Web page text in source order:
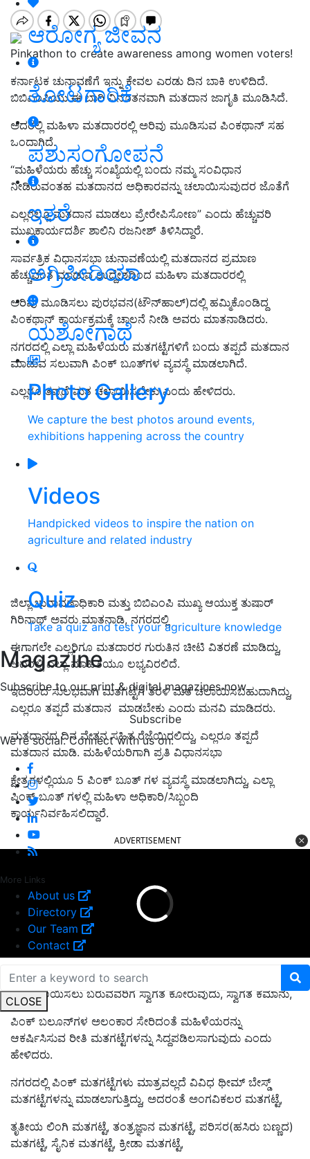
ಆರೋಗ್ಯ ಜೀವನ
ತೋಟಗಾರಿಕೆ
ಪಶುಸಂಗೋಪನೆ
ಇತರೆ
ಅಗ್ರಿಪೀಡಿಯಾ
ಯಶೋಗಾಥೆ
Photo Gallery
We capture the best photos around events,
exhibitions happening across the country
Videos
Handpicked videos to inspire the nation on
agriculture and related industry
Quiz
Take a quiz and test your agriculture knowledge
Magazine
Subscribe to our print & digital magazines now
Subscribe
We're social. Connect with us on:
More Links
About us
Directory
Our Team
Contact
CLOSE
Pinkathon to create awareness among women voters!
ಕರ್ನಾಟಕ ಚುನಾವಣೆಗೆ ಇನ್ನು ಕೇವಲ ಎರಡು ದಿನ ಬಾಕಿ ಉಳಿದಿದೆ.
ಬಿಬಿಎಂಪಿಯು ಈ ಬಾರಿ ವಿನೂತನವಾಗಿ ಮತದಾನ ಜಾಗೃತಿ ಮೂಡಿಸಿದೆ.
ಅದರಲ್ಲಿ ಮಹಿಳಾ ಮತದಾರರಲ್ಲಿ ಅರಿವು ಮೂಡಿಸುವ ಪಿಂಕಥಾನ್ ಸಹ
ಒಂದಾಗಿದೆ.
“ಮಹಿಳೆಯರು ಹೆಚ್ಚು ಸಂಖ್ಯೆಯಲ್ಲಿ ಬಂದು ನಮ್ಮ ಸಂವಿಧಾನ
ನೀಡಿರುವಂತಹ ಮತದಾನದ ಅಧಿಕಾರವನ್ನು ಚಲಾಯಿಸುವುದರ ಜೊತೆಗೆ
ಎಲ್ಲರಲ್ಲೂ ಮತದಾನ ಮಾಡಲು ಪ್ರೇರೇಪಿಸೋಣ” ಎಂದು ಹೆಚ್ಚುವರಿ
ಮುಖ್ಯಕಾರ್ಯದರ್ಶಿ ಶಾಲಿನಿ ರಜನೀಶ್ ತಿಳಿಸಿದ್ದಾರೆ.
ಸಾರ್ವತ್ರಿಕ ವಿಧಾನಸಭಾ ಚುನಾವಣೆಯಲ್ಲಿ ಮತದಾನದ ಪ್ರಮಾಣ
ಹೆಚ್ಚುವಂತೆ ಮಾಡುವ ಉದ್ದೇಶದಿಂದ ಮಹಿಳಾ ಮತದಾರರಲ್ಲಿ
ಅರಿವು ಮೂಡಿಸಲು ಪುರಭವನ(ಟೌನ್‌ಹಾಲ್)ದಲ್ಲಿ ಹಮ್ಮಿಕೊಂಡಿದ್ದ
ಪಿಂಕಥಾನ್ ಕಾರ್ಯಕ್ರಮಕ್ಕೆ ಚಾಲನೆ ನೀಡಿ ಅವರು ಮಾತನಾಡಿದರು.
ನಗರದಲ್ಲಿ ಎಲ್ಲಾ ಮಹಿಳೆಯರು ಮತಗಟ್ಟೆಗಳಿಗೆ ಬಂದು ತಪ್ಪದೆ ಮತದಾನ
ಮಾಡುವ ಸಲುವಾಗಿ ಪಿಂಕ್ ಬೂತ್‌ಗಳ ವ್ಯವಸ್ಥೆ ಮಾಡಲಾಗಿದೆ.
ಎಲ್ಲರೂ ತಪ್ಪದೆ ಮತ ಚಲಾಯಿಸಬೇಕು ಎಂದು ಹೇಳಿದರು.
ಜಿಲ್ಲಾ ಚುನಾವಣಾಧಿಕಾರಿ ಮತ್ತು ಬಿಬಿಎಂಪಿ ಮುಖ್ಯ ಆಯುಕ್ತ ತುಷಾರ್
ಗಿರಿನಾಥ್ ಅವರು ಮಾತನಾಡಿ, ನಗರದಲ್ಲಿ
ಈಗಾಗಲೇ ಎಲ್ಲರಿಗೂ ಮತದಾರರ ಗುರುತಿನ ಚೀಟಿ ವಿತರಣೆ ಮಾಡಿದ್ದು,
ಅದರಲ್ಲಿ ಎಲ್ಲಾ ಮಾಹಿತಿಯೂ ಲಭ್ಯವಿರಲಿದೆ.
ಇದರಿಂದ ಸುಲಭವಾಗಿ ಮತಗಟ್ಟೆಗೆ ತೆರಳಿ ಮತ ಚಲಾಯಿಸಬಹುದಾಗಿದ್ದು,
ಎಲ್ಲರೂ ತಪ್ಪದೆ ಮತದಾನ ಮಾಡಬೇಕು ಎಂದು ಮನವಿ ಮಾಡಿದರು.
ಮತದಾನದ ದಿನ ವೇತನ ಸಹಿತ ರೆಜೆಯಿರಲಿದ್ದು, ಎಲ್ಲರೂ ತಪ್ಪದೆ
ಮತದಾನ ಮಾಡಿ. ಮಹಿಳೆಯರಿಗಾಗಿ ಪ್ರತಿ ವಿಧಾನಸಭಾ
ಕ್ಷೇತ್ರಗಳಲ್ಲಿಯೂ 5 ಪಿಂಕ್ ಬೂತ್ ಗಳ ವ್ಯವಸ್ಥೆ ಮಾಡಲಾಗಿದ್ದು, ಎಲ್ಲಾ
ಪಿಂಕ್ ಬೂತ್ ಗಳಲ್ಲಿ ಮಹಿಳಾ ಅಧಿಕಾರಿ/ಸಿಬ್ಬಂದಿ
ಕಾರ್ಯನಿರ್ವಹಿಸಲಿದ್ದಾರೆ.
ADVERTISEMENT
ಜೊತೆಗೆ ಪಿಂಕ್ ಬಣ್ಣದಲ್ಲಿ ವಿವಿಧ ಚಿತ್ರಗಳನ್ನು ರಚಿಸುವುದು,
ಮತಚಾಲಯಿಸಲು ಬರುವವರಿಗೆ ಸ್ವಾಗತ ಕೋರುವುದು, ಸ್ವಾಗತ ಕಮಾನು,
ಪಿಂಕ್ ಬಲೂನ್‌ಗಳ ಅಲಂಕಾರ ಸೇರಿದಂತೆ ಮಹಿಳೆಯರನ್ನು
ಆಕರ್ಷಿಸಿಸುವ ರೀತಿ ಮತಗಟ್ಟೆಗಳನ್ನು ಸಿದ್ದಪಡಿಲಸಾಗುವುದು ಎಂದು
ಹೇಳಿದರು.
ನಗರದಲ್ಲಿ ಪಿಂಕ್ ಮತಗಟ್ಟೆಗಳು ಮಾತ್ರವಲ್ಲದೆ ವಿವಿಧ ಥೀಮ್ ಬೇಸ್ಡ್
ಮತಗಟ್ಟೆಗಳನ್ನು ಮಾಡಲಾಗುತ್ತಿದ್ದು, ಅದರಂತೆ ಅಂಗವಿಕಲರ ಮತಗಟ್ಟೆ,
ತೃತೀಯ ಲಿಂಗಿ ಮತಗಟ್ಟೆ, ತಂತ್ರಜ್ಞಾನ ಮತಗಟ್ಟೆ, ಪರಿಸರ(ಹಸಿರು ಬಣ್ಣದ)
ಮತಗಟ್ಟೆ, ಸೈನಿಕ ಮತಗಟ್ಟೆ, ಕ್ರೀಡಾ ಮತಗಟ್ಟೆ,